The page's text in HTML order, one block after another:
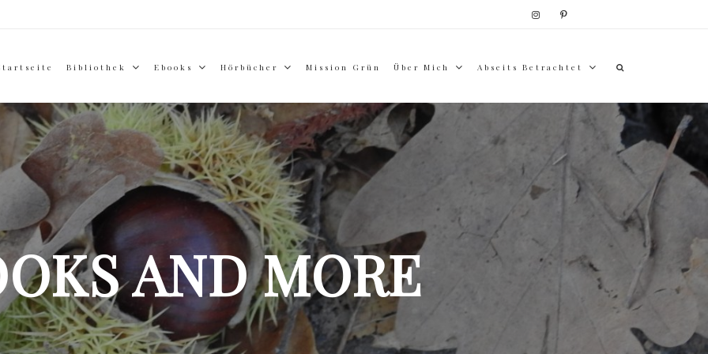
Bibliothek Ebooks Hörbücher Mission Grün Über Mich Abseits Betrachtet
AND MORE